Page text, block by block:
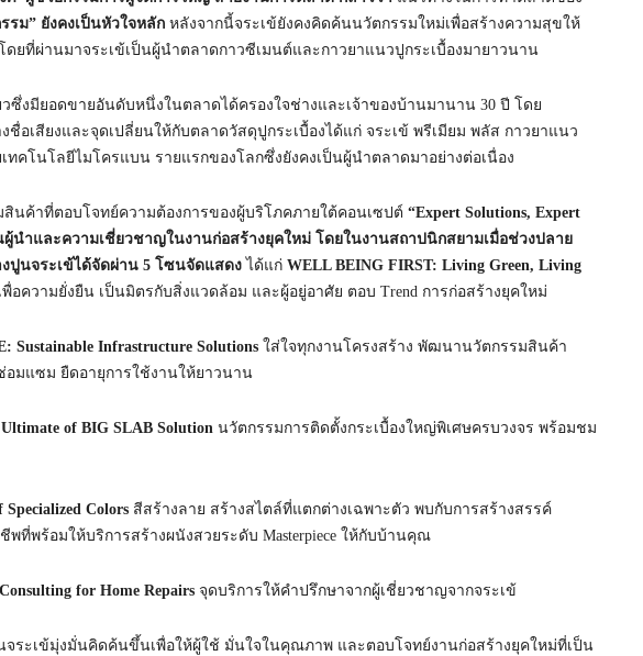
ม” ยังคงเป็นหัวใจหลัก หลังจากนี้จระเข้ยังคงคิดค้นนวัตกรรมใหม่เพื่อสร้างความสุขให้
ดยที่ผ่านมาจระเข้เป็นผู้นำตลาดกาวซีเมนต์และกาวยาแนวปูกระเบื้องมายาวนาน
วซึ่งมียอดขายอันดับหนึ่งในตลาดได้ครองใจช่างและเจ้าของบ้านมานาน 30 ปี โดย
อเสียงและจุดเปลี่ยนให้กับตลาดวัสดุปูกระเบื้องได้แก่ จระเข้ พรีเมียม พลัส กาวยาแนว
ทคโนโลยีไมโครแบน รายแรกของโลกซึ่งยังคงเป็นผู้นำตลาดมาอย่างต่อเนื่อง
นค้าที่ตอบโจทย์ความต้องการของผู้บริโภคภายใต้คอนเซปต์ “Expert Solutions, Expert
ผู้นำและความเชี่ยวชาญในงานก่อสร้างยุคใหม่ โดยในงานสถาปนิกสยามเมื่อช่วงปลาย
ปูนจระเข้ได้จัดผ่าน 5 โซนจัดแสดง ได้แก่ WELL BEING FIRST: Living Green, Living
อความยั่งยืน เป็นมิตรกับสิ่งแวดล้อม และผู้อยู่อาศัย ตอบ Trend การก่อสร้างยุคใหม่
Sustainable Infrastructure Solutions ใส่ใจทุกงานโครงสร้าง พัฒนานวัตกรรมสินค้า
มแซม ยืดอายุการใช้งานให้ยาวนาน
of BIG SLAB Solution นวัตกรรมการติดตั้งกระเบื้องใหญ่พิเศษครบวงจร พร้อมชม
Specialized Colors สีสร้างลาย สร้างสไตล์ที่แตกต่างเฉพาะตัว พบกับการสร้างสรรค์
ที่พร้อมให้บริการสร้างผนังสวยระดับ Masterpiece ให้กับบ้านคุณ
for Home Repairs จุดบริการให้คำปรึกษาจากผู้เชี่ยวชาญจากจระเข้
ระเข้มุ่งมั่นคิดค้นขึ้นเพื่อให้ผู้ใช้ มั่นใจในคุณภาพ และตอบโจทย์งานก่อสร้างยุคใหม่ที่เป็น